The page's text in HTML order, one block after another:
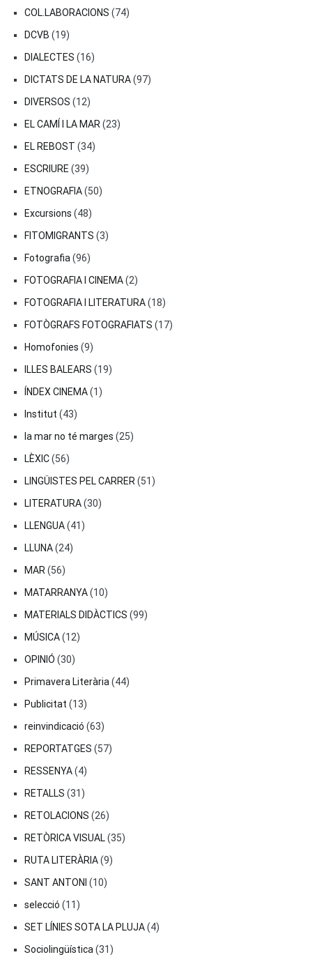
COL.LABORACIONS (74)
DCVB (19)
DIALECTES (16)
DICTATS DE LA NATURA(97)
DIVERSOS (12)
EL CAMÍ I LA MAR (23)
EL REBOST (34)
ESCRIURE (39)
ETNOGRAFIA(50)
Excursions (48)
FITOMIGRANTS (3)
Fotografia (96)
FOTOGRAFIA I CINEMA(2)
FOTOGRAFIA I LITERATURA(18)
FOTÒGRAFS FOTOGRAFIATS (17)
Homofonies (9)
ILLES BALEARS (19)
ÍNDEX CINEMA(1)
Institut (43)
la mar no té marges (25)
LÈXIC(56)
LINGÜISTES PEL CARRER (51)
LITERATURA(30)
LLENGUA(41)
LLUNA(24)
MAR (56)
MATARRANYA(10)
MATERIALS DIDÀCTICS (99)
MÚSICA(12)
OPINIÓ (30)
Primavera Literària (44)
Publicitat (13)
reinvindicació (63)
REPORTATGES (57)
RESSENYA(4)
RETALLS (31)
RETOLACIONS (26)
RETÒRICA VISUAL(35)
RUTA LITERÀRIA(9)
SANT ANTONI (10)
selecció (11)
SET LÍNIES SOTA LA PLUJA(4)
Sociolingüística (31)